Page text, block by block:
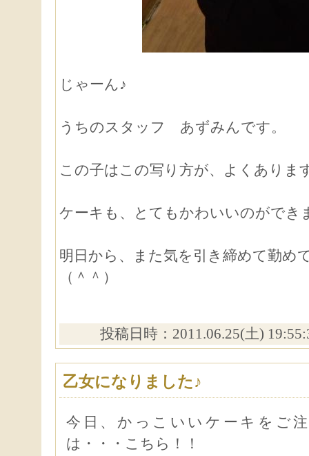
じゃーん♪
うちのスタッフ あずみんです。
この子はこの写り方が、よくありま
ケーキも、とてもかわいいのができ
明日から、また気を引き締めて勤め
（＾＾）
投稿日時：2011.06.25(土)
乙女になりました♪
今日、かっこいいケーキをご
は・・・こちら！！